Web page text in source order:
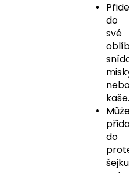
do
své
kaše.
do
šejku